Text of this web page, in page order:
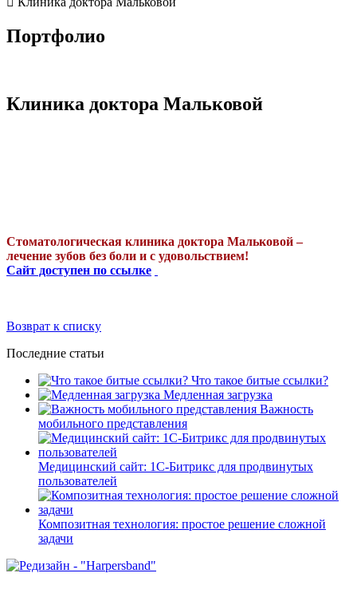
Портфолио
Клиника доктора Мальковой
Стоматологическая клиника доктора Мальковой –
лечение зубов без боли и с удовольствием!
Сайт доступен по ссылке
Возврат к списку
Последние статьи
Что такое битые ссылки?
Медленная загрузка
Важность
мобильного представления
Медицинский сайт: 1С-Битрикс для продвинутых
пользователей
Композитная технология: простое решение сложной
задачи